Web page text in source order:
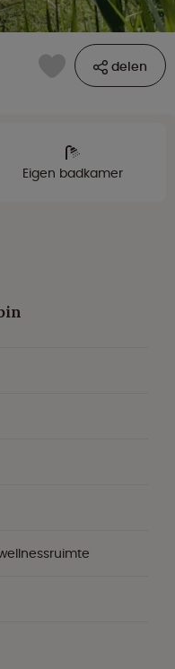
delen
Eigen badkamer